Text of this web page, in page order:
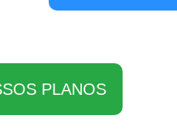
PLANOS